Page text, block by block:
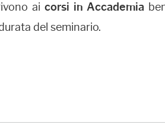
ai corsi in Accademia
del seminario.